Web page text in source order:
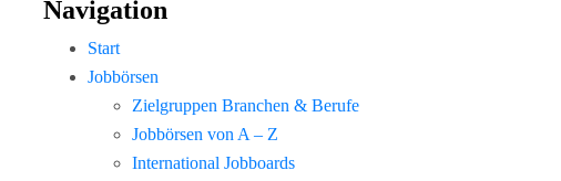
Navigation
Start
Jobbörsen
Zielgruppen Branchen & Berufe
Jobbörsen von A – Z
International Jobboards